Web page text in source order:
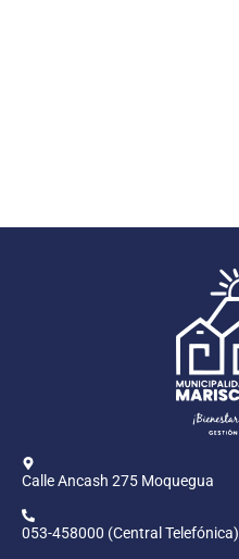
Calle Ancash 275 Moquegua
053-458000 (Central Telefónica)